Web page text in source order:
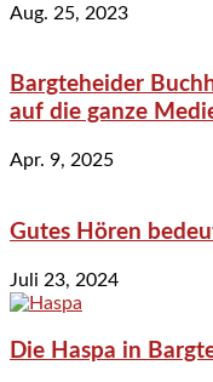
Aug. 25, 2023
Bargteheider
auf die ganze
Apr. 9, 2025
Gutes Hören
Juli 23, 2024
Die Haspa in